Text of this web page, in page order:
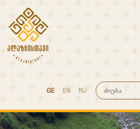
GE EN RU